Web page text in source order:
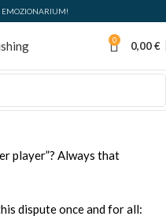
EMOZIONARIUM!
0 0,00€
player”? Always that
dispute once and for all: